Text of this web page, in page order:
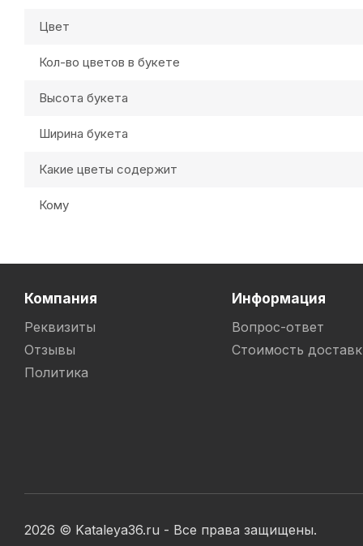
Цвет
Кол-во цветов в букете
Высота букета
Ширина букета
Какие цветы содержит
Кому
Компания
Реквизиты
Отзывы
Политика
Информация
Вопрос-ответ
Стоимость
2026 © Kataleya36.ru - Все права защищены.